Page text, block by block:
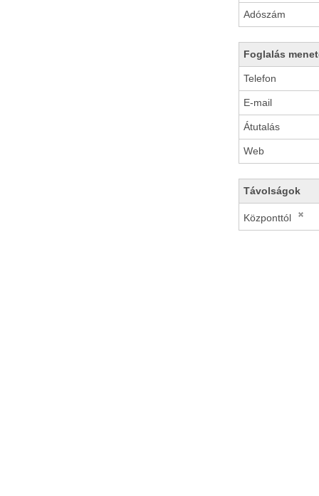
Adószám
Foglalás
Telefon
E-mail
Átutalás
Web
Távolságok
Központtól